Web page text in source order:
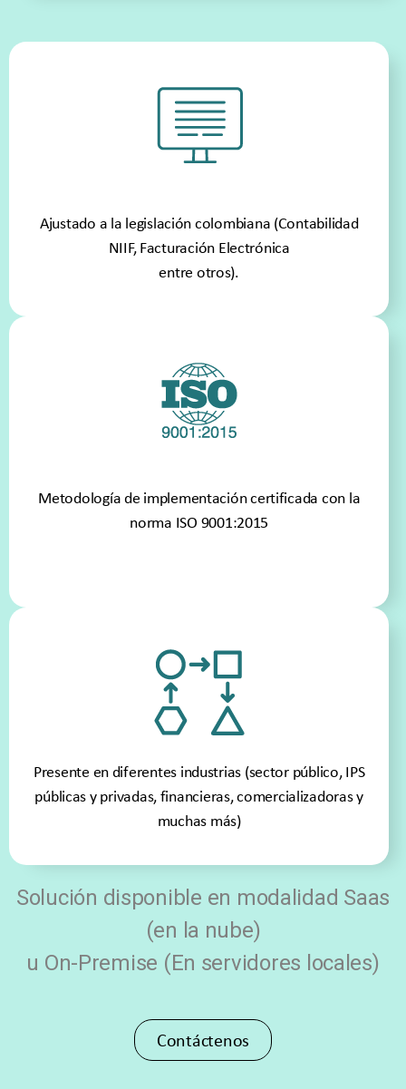
Ajustado a la legislación colombiana (Contabilidad
NIIF, Facturación Electrónica
entre otros).
Metodología de implementación certificada con la
norma ISO 9001:2015
Presente en diferentes industrias (sector público, IPS
públicas y privadas, financieras, comercializadoras y
muchas más)
Solución disponible en modalidad Saas
(en la nube)
u On-Premise (En servidores locales)
Contáctenos